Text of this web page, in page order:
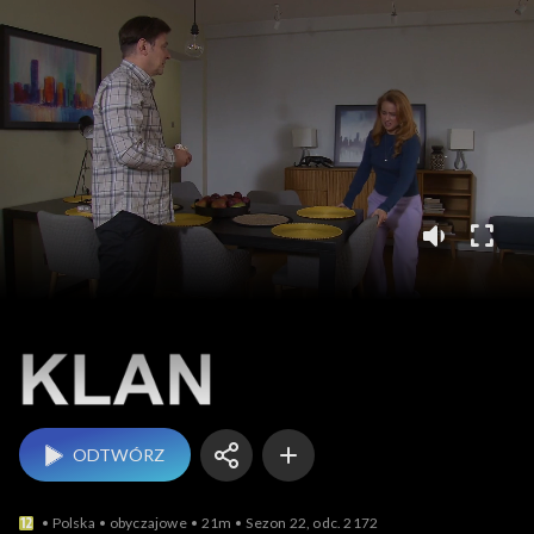
Klan
ODTWÓRZ
Polska obyczajowe 21m Sezon 22, odc. 2172